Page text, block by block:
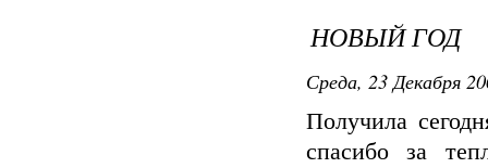
НОВЫЙ ГОД
Среда, 23 Декабря
Получила
спасибо за